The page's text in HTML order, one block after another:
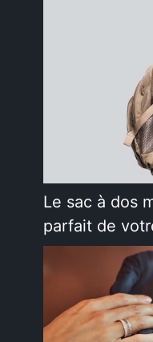
Le sac à dos
parfait de